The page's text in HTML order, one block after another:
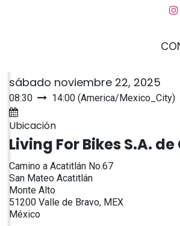
sábado noviembre 22, 2025
08:30 14:00 (America/Mexico_City)
Ubicación
Living For Bikes S.A. de
Camino a Acatitlán No.67
San Mateo Acatitlán
Monte Alto
51200 Valle de Bravo, MEX
México